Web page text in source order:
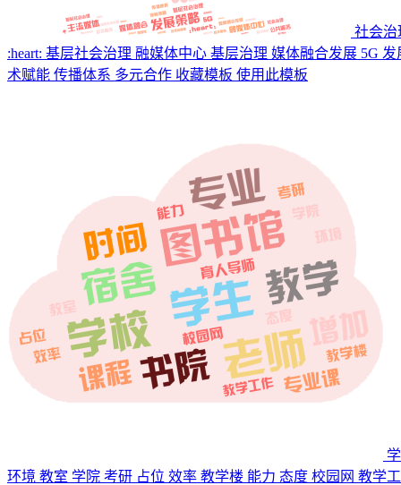
社会治
:heart: 基层社会治理 融媒体中心 基层治理 媒体融合发展 5G
术赋能 传播体系 多元合作 收藏模板 使用此模板
环境 教室 学院 考研 占位 效率 教学楼 能力 态度 校园网 教学